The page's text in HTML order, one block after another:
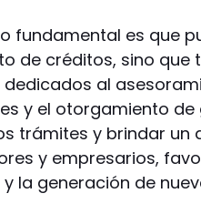
fundamental es que
de créditos, sino que
al
y el otorgamiento
trámites y brindar
y empresarios,
la generación de